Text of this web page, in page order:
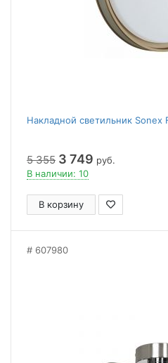
Накладной светильник Sonex
5 355 3 749 руб.
В наличии: 10
В корзину
607980